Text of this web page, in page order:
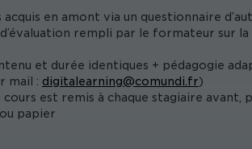
acquis en amont via un questionnaire
rempli par le formateur sur
et durée identiques + pédagogie
mail : digitalearning@comundi.fr)
cours est remis à chaque stagiaire
papier